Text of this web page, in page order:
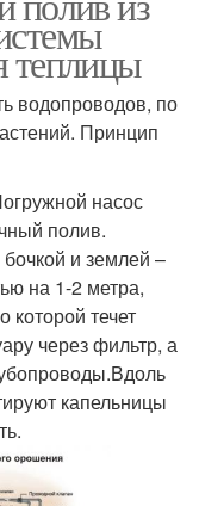
теплицы
водопроводов, по
Принцип
насос
полив.
и землей –
на 1-2 метра,
которой течет
через фильтр, а
капельницы